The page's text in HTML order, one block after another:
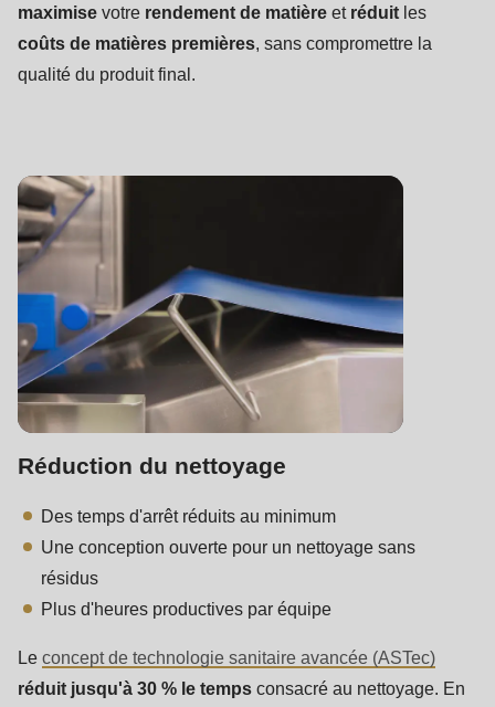
maximise votre rendement de matière et réduit les
coûts de matières premières, sans compromettre la
qualité du produit final.
Réduction du nettoyage
Des temps d'arrêt réduits au minimum
Une conception ouverte pour un nettoyage sans
résidus
Plus d'heures productives par équipe
Le concept de technologie sanitaire avancée (ASTec)
réduit jusqu'à 30 % le temps consacré au nettoyage. En